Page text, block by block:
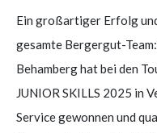
Ein großartiger Erfolg
gesamte Bergergut-
Behamberg hat bei den
JUNIOR SKILLS 2025 in
Service gewonnen und